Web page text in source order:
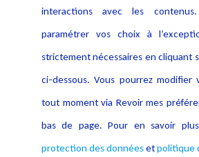
interactions avec les
paramétrer vos choix à
strictement nécessaires en cliquant
ci-dessous. Vous pourrez modifier
tout moment via Revoir mes
bas de page. Pour en savoir
protection des donnéesetpolitique